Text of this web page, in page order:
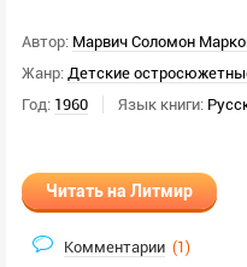
Автор: Марвич Соломон
Жанр: Детские
Год: 1960 Язык книги:
Читать на Литмир
Комментарии (1)